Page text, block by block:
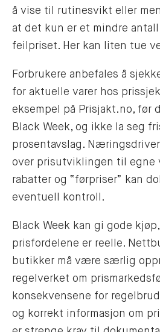
å vise til rutinesvikt eller
at det kun er et mindre antall
feilpriset. Her kan liten tue
Forbrukere anbefales å
for aktuelle varer hos
eksempel på Prisjakt.no, før
Black Week, og ikke la seg
prosentavslag.
over prisutviklingen til egne
rabatter og “førpriser” kan
eventuell kontroll.
Black Week kan gi gode
prisfordelene er reelle.
butikker må være særlig
regelverket om
konsekvensene for
og korrekt informasjon om